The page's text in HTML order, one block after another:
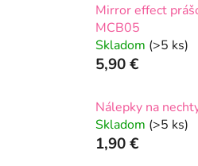
Mirror effect
MCB05
Skladom (>5 ks)
5,90 €
Nálepky na
Skladom (>5 ks)
1,90 €